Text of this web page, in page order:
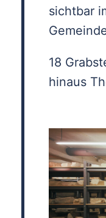
sichtbar
18
hinaus